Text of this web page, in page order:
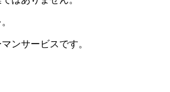
ンサービスです。